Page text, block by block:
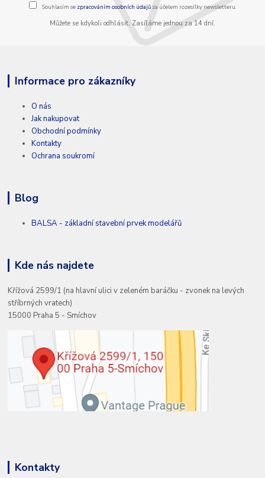
Souhlasím se zpracováním osobních údajůza účelem rozesílky newsletteru.
Můžete se kdykoli odhlásit. Zasíláme jednou za 14 dní.
Informace pro zákazníky
O nás
Jak nakupovat
Obchodní podmínky
Kontakty
Ochrana soukromí
Blog
BALSA - základní stavební prvek modelářů
Kde nás najdete
Křížová 2599/1 (na hlavní ulici v zeleném baráčku - zvonek na levých
stříbrných vratech)
15000 Praha 5 - Smíchov
Kontakty